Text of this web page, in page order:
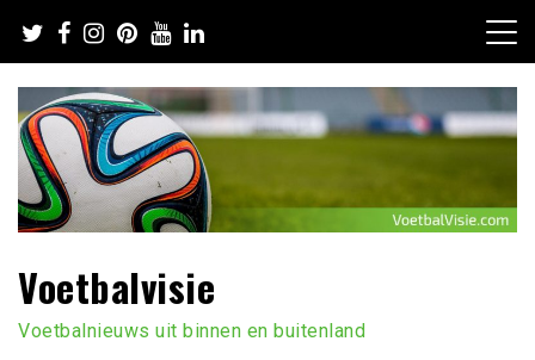
naar
de
inhoud
Voetbalvisie
Voetbalnieuws uit binnen en buitenland